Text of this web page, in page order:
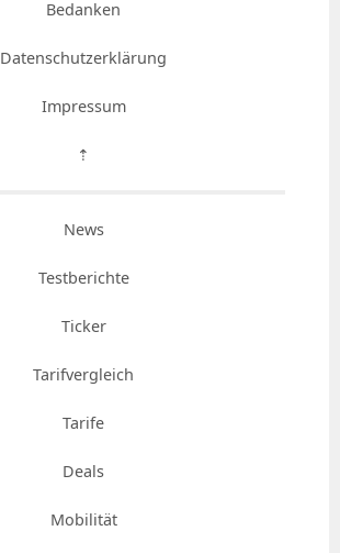
Bedanken
Datenschutzerklärung
Impressum
⇡
News
Testberichte
Ticker
Tarifvergleich
Tarife
Deals
Mobilität